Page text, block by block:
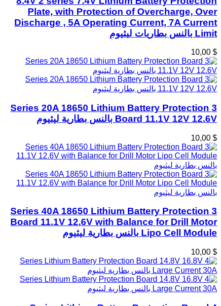
Plate, with Protection of Overcharge, Over
Discharge , 5A Operating Current, 7A Current
Limit بالنس بطاريات ليثيوم
$ 10,00
3 Series 20A 18650 Lithium Battery Protection
Board 11.1V 12V 12.6V بالنس بطارية ليثيوم
$ 10,00
3 Series 40A 18650 Lithium Battery Protection
Board 11.1V 12.6V with Balance for Drill Motor
Lipo Cell Module بالنس بطارية ليثيوم
$ 10,00